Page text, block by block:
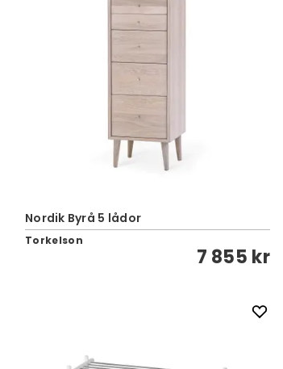
Nordik Byrå 5 lådor
Torkelson
7 855 kr